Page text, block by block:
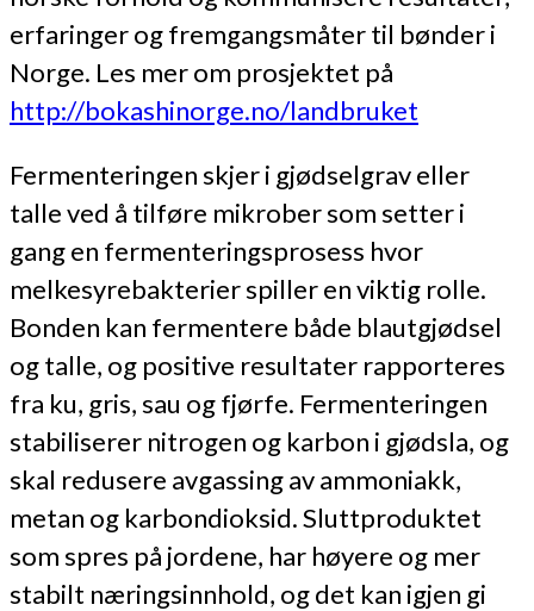
erfaringer og fremgangsmåter til bønder i
Norge. Les mer om prosjektet på
http://bokashinorge.no/landbruket
Fermenteringen skjer i gjødselgrav eller
talle ved å tilføre mikrober som setter i
gang en fermenteringsprosess hvor
melkesyrebakterier spiller en viktig rolle.
Bonden kan fermentere både blautgjødsel
og talle, og positive resultater rapporteres
fra ku, gris, sau og fjørfe. Fermenteringen
stabiliserer nitrogen og karbon i gjødsla, og
skal redusere avgassing av ammoniakk,
metan og karbondioksid. Sluttproduktet
som spres på jordene, har høyere og mer
stabilt næringsinnhold, og det kan igjen gi